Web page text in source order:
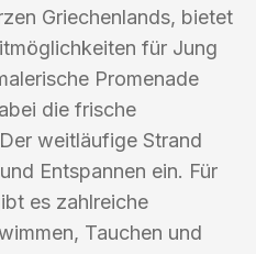
Griechenlands, bietet
für Jung
Promenade
die frische
weitläufige Strand
Entspannen ein. Für
es zahlreiche
Tauchen und